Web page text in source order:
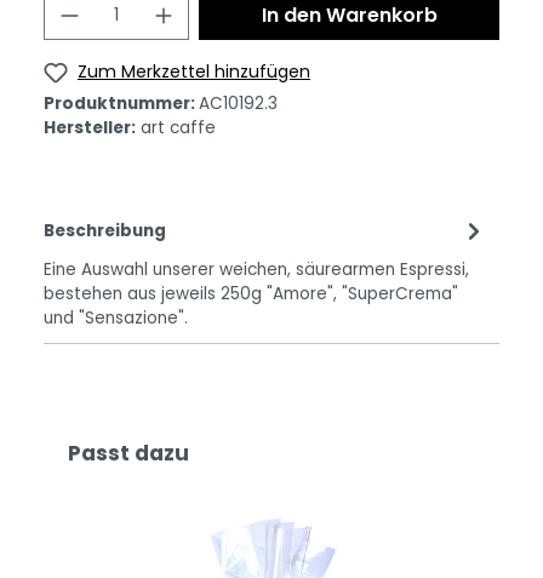
In den Warenkorb
Zum Merkzettel hinzufügen
Produktnummer:AC10192.3
Hersteller: art caffe
Beschreibung
Eine Auswahl unserer weichen, säurearmen Espressi,
bestehen aus jeweils 250g "Amore", "SuperCrema"
und "Sensazione".
Passt dazu